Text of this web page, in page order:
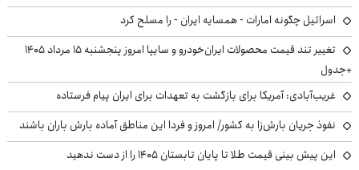
اسرائیل چگونه امارات - همسایه ایران - را مسلح کرد
تغییر تند قیمت محصولات ایران‌خودرو و سایپا امروز پنجشنبه ۱۵ مرداد ۱۴۰۵
+جدول
غریب‌آبادی: آمریکا برای بازگشت به تعهدات برای ایران پیام فرستاده
نفوذ جریان بارش‌زا به کشور/ امروز و فردا این مناطق آماده بارش باران باشند
این پیش بینی قیمت طلا تا پایان تابستان ۱۴۰۵ را از دست ندهید